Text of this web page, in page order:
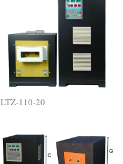
LTZ-110-20